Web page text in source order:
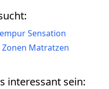
Sensation
Zonen Matratzen
interessant sein: